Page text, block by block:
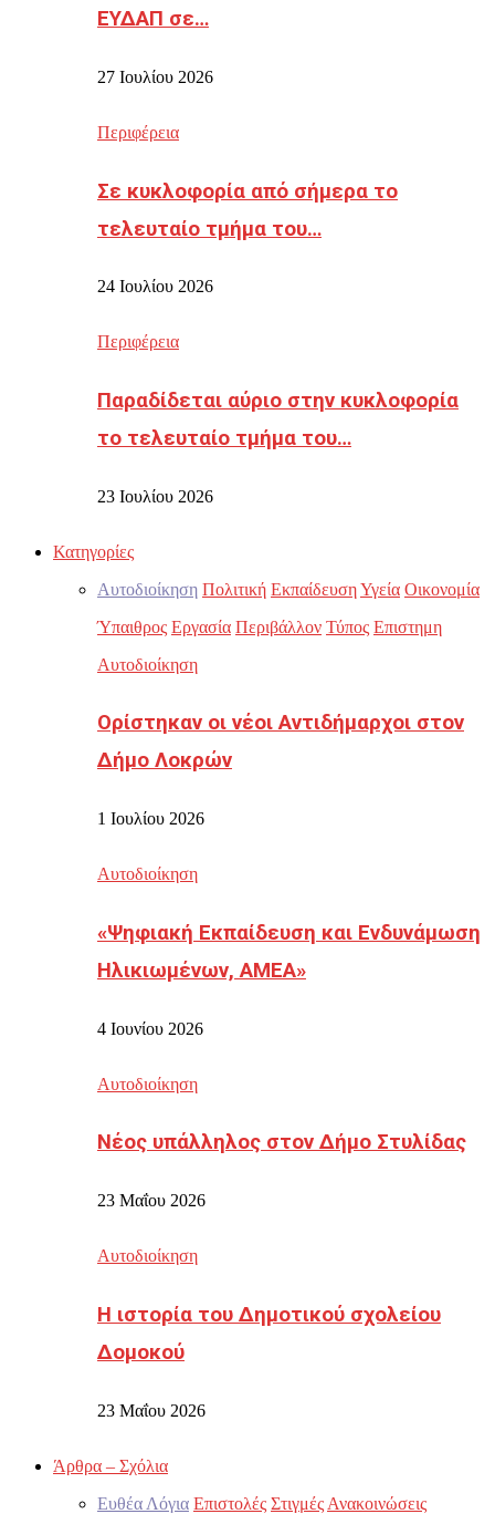
ΕΥΔΑΠ σε…
27 Ιουλίου 2026
Περιφέρεια
Σε κυκλοφορία από σήμερα το
τελευταίο τμήμα του…
24 Ιουλίου 2026
Περιφέρεια
Παραδίδεται αύριο στην κυκλοφορία
το τελευταίο τμήμα του…
23 Ιουλίου 2026
Κατηγορίες
Αυτοδιοίκηση Πολιτική ΕκπαίδευσηΥγεία Οικονομία
Ύπαιθρος Εργασία Περιβάλλον Τύπος Επιστημη
Αυτοδιοίκηση
Ορίστηκαν οι νέοι Αντιδήμαρχοι στον
Δήμο Λοκρών
1 Ιουλίου 2026
Αυτοδιοίκηση
«Ψηφιακή Εκπαίδευση και Ενδυνάμωση
Ηλικιωμένων, ΑΜΕΑ»
4 Ιουνίου 2026
Αυτοδιοίκηση
Νέος υπάλληλος στον Δήμο Στυλίδας
23 Μαΐου 2026
Αυτοδιοίκηση
Η ιστορία του Δημοτικού σχολείου
Δομοκού
23 Μαΐου 2026
Άρθρα – Σχόλια
Ευθέα Λόγια Επιστολές Στιγμές Ανακοινώσεις